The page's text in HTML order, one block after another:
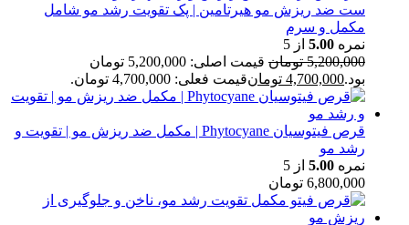
ست ضد ریزش مو هیرتامین | پک تقویت رشد مو شامل
مکمل و سرم
نمره 5.00 از 5
5,200,000 تومان
قیمت اصلی: 5,200,000 تومان
بود.4,700,000 تومانقیمت فعلی: 4,700,000 تومان.
قرص فیتوسیان Phytocyane | مکمل ضد ریزش مو | تقویت و
رشد مو
نمره 5.00 از 5
6,800,000 تومان